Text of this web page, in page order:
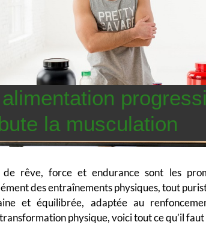
la musculation
rêve, force et endurance sont les
des entraînements physiques, tout
et équilibrée, adaptée au
physique, voici tout ce qu’il